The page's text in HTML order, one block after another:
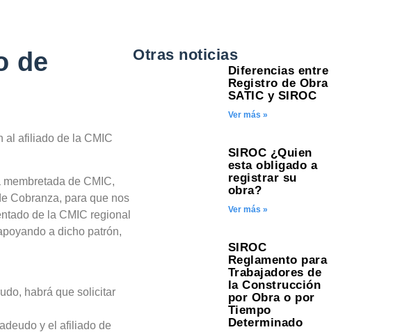
de
al afiliado de la CMIC
de CMIC,
Cobranza, para que nos
de la CMIC regional
a dicho patrón,
habrá que solicitar
y el afiliado de
Otras noticias
Diferencias entre
Registro de Obra
SATIC y SIROC
Ver más »
SIROC ¿Quien
esta obligado a
registrar su
obra?
Ver más »
SIROC
Reglamento para
Trabajadores de
la Construcción
por Obra o por
Tiempo
Determinado